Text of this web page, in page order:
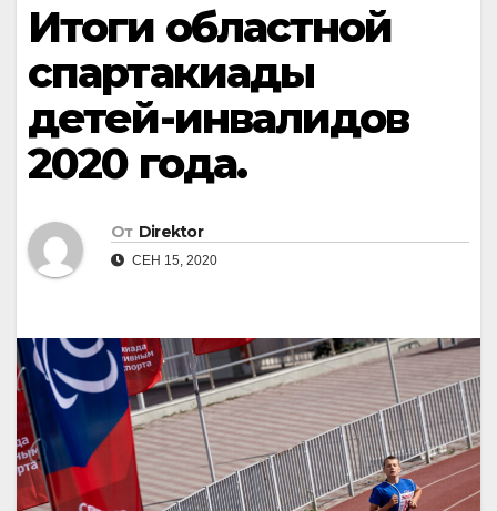
Итоги областной
спартакиады
детей-инвалидов
2020 года.
От Direktor
СЕН 15, 2020